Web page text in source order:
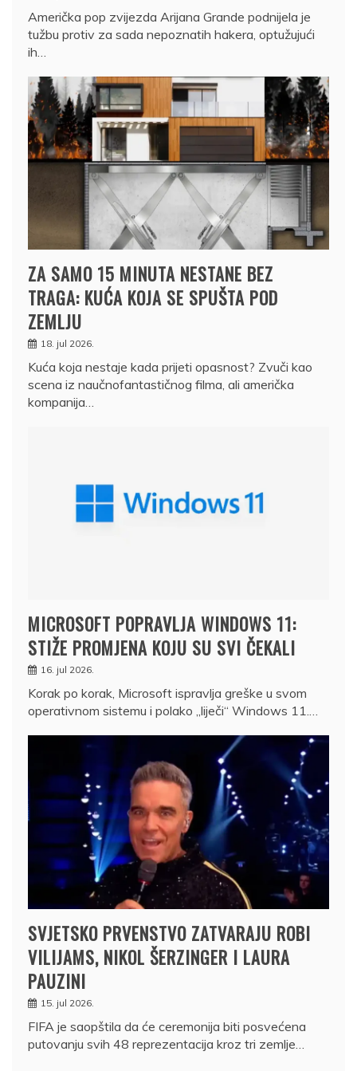
Američka pop zvijezda Arijana Grande podnijela je
tužbu protiv za sada nepoznatih hakera, optužujući
ih…
ZA SAMO 15 MINUTA NESTANE BEZ
TRAGA: KUĆA KOJA SE SPUŠTA POD
ZEMLJU
18. jul 2026.
Kuća koja nestaje kada prijeti opasnost? Zvuči kao
scena iz naučnofantastičnog filma, ali američka
kompanija…
MICROSOFT POPRAVLJA WINDOWS 11:
STIŽE PROMJENA KOJU SU SVI ČEKALI
16. jul 2026.
Korak po korak, Microsoft ispravlja greške u svom
operativnom sistemu i polako „liječi“ Windows 11.…
SVJETSKO PRVENSTVO ZATVARAJU ROBI
VILIJAMS, NIKOL ŠERZINGER I LAURA
PAUZINI
15. jul 2026.
FIFA je saopštila da će ceremonija biti posvećena
putovanju svih 48 reprezentacija kroz tri zemlje…